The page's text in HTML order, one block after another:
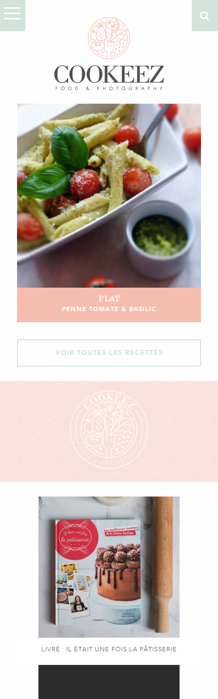
PLAT
PENNE TOMATE & BASILIC
VOIR TOUTES LES RECETTES
LIVRE : IL ÉTAIT UNE FOIS LA PÂTISSERIE